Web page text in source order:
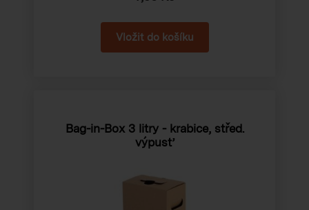
Bag-in-Box 3 litry - krabice, střed.
výpusť